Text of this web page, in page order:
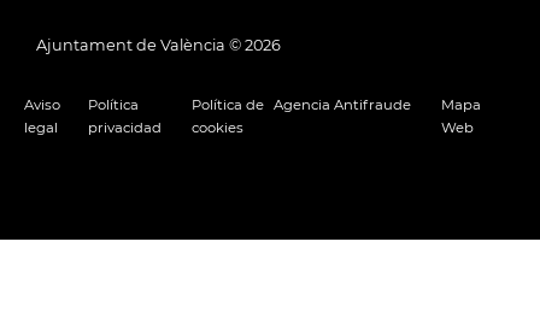
Ajuntament de València © 2026
Aviso
legal
Política
privacidad
Política de
cookies
Agencia Antifraude
Mapa
Web